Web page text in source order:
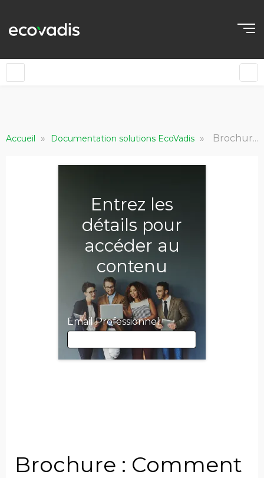
Accueil » Documentation solutions EcoVadis » Brochure : Comment intégrer les critères ESG dans la gestion de vos participations ?
Entrez les
détails pour
accéder au
contenu
Email Professionnel
Brochure : Comment